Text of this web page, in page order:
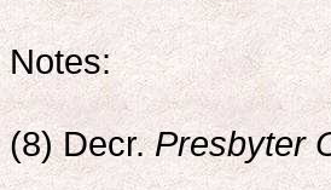
Notes:
(8) Decr.Presbyter